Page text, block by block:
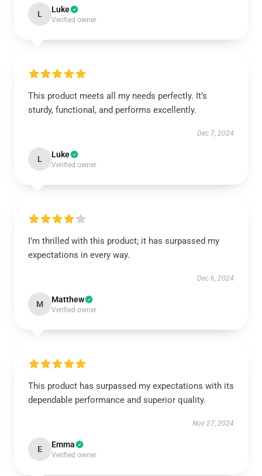
L Luke
Verified owner
This product meets all my needs perfectly. It’s
sturdy, functional, and performs excellently.
Dec 7, 2024
L Luke
Verified owner
I’m thrilled with this product; it has surpassed my
expectations in every way.
Dec 6, 2024
M Matthew
Verified owner
This product has surpassed my expectations with its
dependable performance and superior quality.
Nov 27, 2024
E Emma
Verified owner